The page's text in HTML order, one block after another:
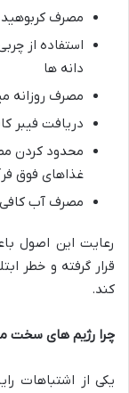
مصرف
استفاده از
دانه ها
مصرف روزانه
دریافت فیبر
محدود کردن
غذاهای فوق
مصرف آب کافی
رعایت این اصول
قرار گرفته و خطر
کند.
چرا رژیم های سخت
یکی از اشتباهات